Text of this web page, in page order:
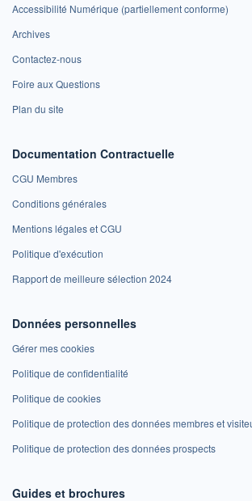
Accessibilité Numérique (partiellement conforme)
Archives
Contactez-nous
Foire aux Questions
Plan du site
Documentation Contractuelle
CGU Membres
Conditions générales
Mentions légales et CGU
Politique d'exécution
Rapport de meilleure sélection 2024
Données personnelles
Gérer mes cookies
Politique de confidentialité
Politique de cookies
Politique de protection des données membres et
Politique de protection des données prospects
Guides et brochures